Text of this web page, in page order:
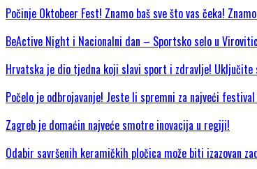
Počinje Oktobeer Fest! Znamo baš sve što vas čeka!
BeActive Night i Nacionalni dan – Sportsko selo u
Hrvatska je dio tjedna koji slavi sport i zdravlje!
Počelo je odbrojavanje! Jeste li spremni za najveći
Zagreb je domaćin najveće smotre inovacija u regiji!
Odabir savršenih keramičkih pločica može biti izazovan